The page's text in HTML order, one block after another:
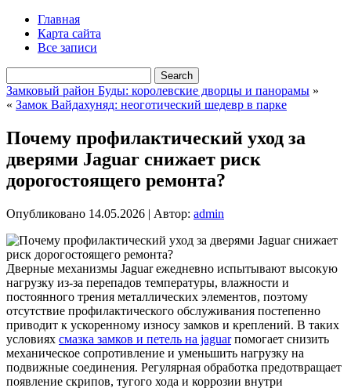
Главная
Карта сайта
Все записи
Замковый район Буды: королевские дворцы и панорамы »
« Замок Вайдахуняд: неоготический шедевр в парке
Почему профилактический уход за
дверями Jaguar снижает риск
дорогостоящего ремонта?
Опубликовано 14.05.2026 | Автор: admin
Дверные механизмы Jaguar ежедневно испытывают высокую
нагрузку из-за перепадов температуры, влажности и
постоянного трения металлических элементов, поэтому
отсутствие профилактического обслуживания постепенно
приводит к ускоренному износу замков и креплений. В таких
условиях смазка замков и петель на jaguarпомогает снизить
механическое сопротивление и уменьшить нагрузку на
подвижные соединения. Регулярная обработка предотвращает
появление скрипов, тугого хода и коррозии внутри